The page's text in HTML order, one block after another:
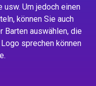
usw. Um jedoch einen
können Sie auch
Barten auswählen, die
sprechen können